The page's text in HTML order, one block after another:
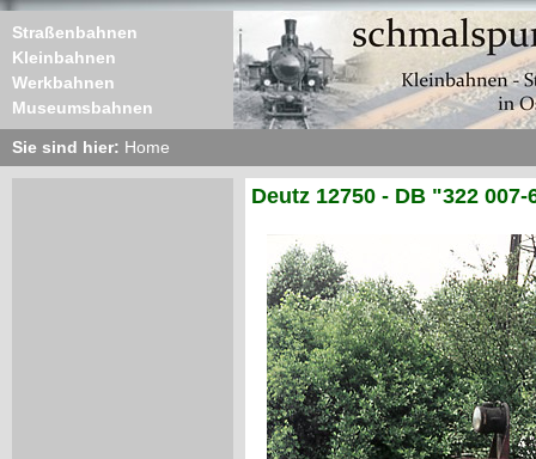
Straßenbahnen
Kleinbahnen
Werkbahnen
Museumsbahnen
Sie sind hier: Home
Deutz 12750 - DB "322 007-